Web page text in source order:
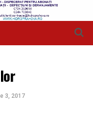
3, 2017